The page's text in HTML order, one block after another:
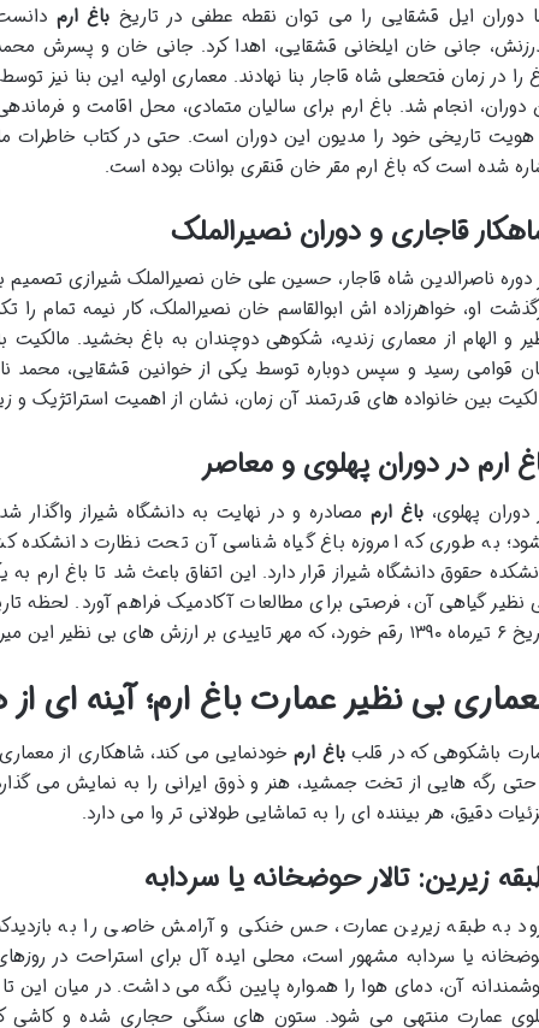
دوران ایل قشقایی را می توان نقطه عطفی در تاریخ باغ ارم
جانی خان ایلخانی قشقایی، اهدا کرد. جانی خان و پسرش
را در زمان فتحعلی شاه قاجار بنا نهادند. معماری اولیه این بنا
دوران، انجام شد. باغ ارم برای سالیان متمادی، محل اقامت و
هویت تاریخی خود را مدیون این دوران است. حتی در کتاب خاطرات
شده است که باغ ارم مقر خان قنقری بوانات بوده است.
قاجاری و دوران نصیرالملک
دوره ناصرالدین شاه قاجار، حسین علی خان نصیرالملک شیرازی
او، خواهرزاده اش ابوالقاسم خان نصیرالملک، کار نیمه تمام را
و الهام از معماری زندیه، شکوهی دوچندان به باغ بخشید. مالکیت
قوامی رسید و سپس دوباره توسط یکی از خوانین قشقایی، محمد
بین خانواده های قدرتمند آن زمان، نشان از اهمیت استراتژیک و
ارم در دوران پهلوی و معاصر
دوران پهلوی،باغ ارم مصادره و در نهایت به دانشگاه شیراز
به طوری که امروزه باغ گیاه شناسی آن تحت نظارت دانشکده
حقوق دانشگاه شیراز قرار دارد. این اتفاق باعث شد تا باغ ارم
نظیر گیاهی آن، فرصتی برای مطالعات آکادمیک فراهم آورد. لحظه
مهر تاییدی بر ارزش های بی نظیر این میراث کهن است.
بی نظیر عمارت باغ ارم؛ آینه ای از
باشکوهی که در قلبباغ ارمخودنمایی می کند، شاهکاری از
رگه هایی از تخت جمشید، هنر و ذوق ایرانی را به نمایش می
دقیق، هر بیننده ای را به تماشایی طولانی تر وا می دارد.
زیرین: تالار حوضخانه یا سردابه
به طبقه زیرین عمارت، حس خنکی و آرامش خاصی را به
یا سردابه مشهور است، محلی ایده آل برای استراحت در
آن، دمای هوا را همواره پایین نگه می داشت. در میان این
عمارت منتهی می شود. ستون های سنگی حجاری شده و کاشی